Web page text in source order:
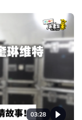
03:28